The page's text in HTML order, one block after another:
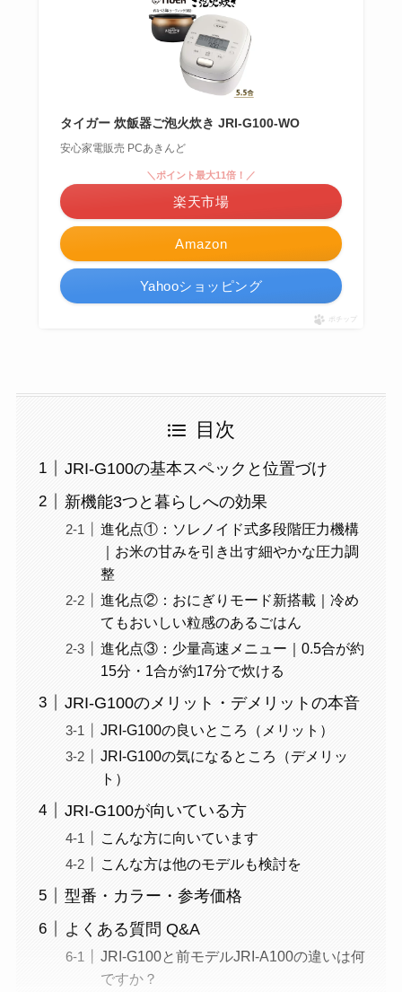
タイガー 炊飯器ご泡火炊き JRI-G100-WO
安心家電販売 PCあきんど
Amazon
＼ポイント最大11倍！／
楽天市場
Yahooショッピング
ポチップ
目次
JRI-G100の基本スペックと位置づけ
新機能3つと暮らしへの効果
進化点①：ソレノイド式多段階圧力機構
｜お米の甘みを引き出す細やかな圧力調
整
進化点②：おにぎりモード新搭載｜冷め
てもおいしい粒感のあるごはん
進化点③：少量高速メニュー｜0.5合が約
15分・1合が約17分で炊ける
JRI-G100のメリット・デメリットの本音
JRI-G100の良いところ（メリット）
JRI-G100の気になるところ（デメリッ
ト）
JRI-G100が向いている方
こんな方に向いています
こんな方は他のモデルも検討を
型番・カラー・参考価格
よくある質問 Q&A
JRI-G100と前モデルJRI-A100の違いは何
ですか？